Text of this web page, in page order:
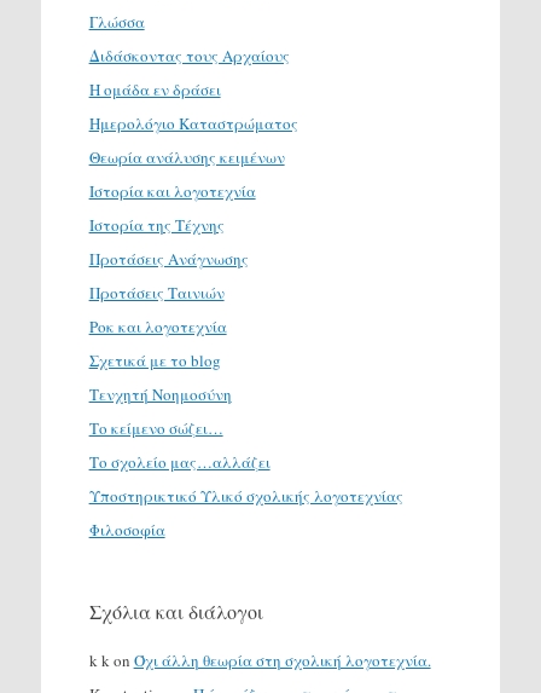
Γλώσσα
Διδάσκοντας τους Αρχαίους
Η ομάδα εν δράσει
Ημερολόγιο Καταστρώματος
Θεωρία ανάλυσης κειμένων
Ιστορία και λογοτεχνία
Ιστορία της Τέχνης
Προτάσεις Ανάγνωσης
Προτάσεις Ταινιών
Ροκ και λογοτεχνία
Σχετικά με το blog
Τενχητή Νοημοσύνη
Το κείμενο σώζει…
Το σχολείο μας…αλλάζει
Υποστηρικτικό Υλικό σχολικής λογοτεχνίας
Φιλοσοφία
Σχόλια και διάλογοι
k k on Όχι άλλη θεωρία στη σχολική λογοτεχνία.